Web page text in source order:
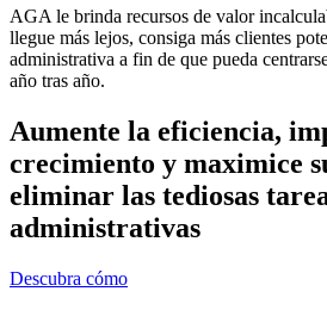
AGA le brinda recursos de valor
llegue más lejos, consiga más clientes
administrativa a fin de que pueda
año tras año.
Aumente la eficiencia,
crecimiento y maximice
eliminar las tediosas
administrativas
Descubra cómo